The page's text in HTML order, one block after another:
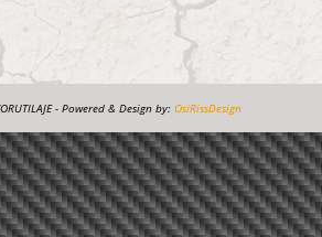
- Powered & Design by: OsiRissDesign